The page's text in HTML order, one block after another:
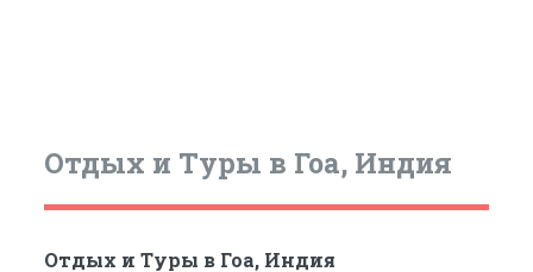
Отдых и Туры в Гоа, Индия
Отдых и Туры в Гоа, Индия